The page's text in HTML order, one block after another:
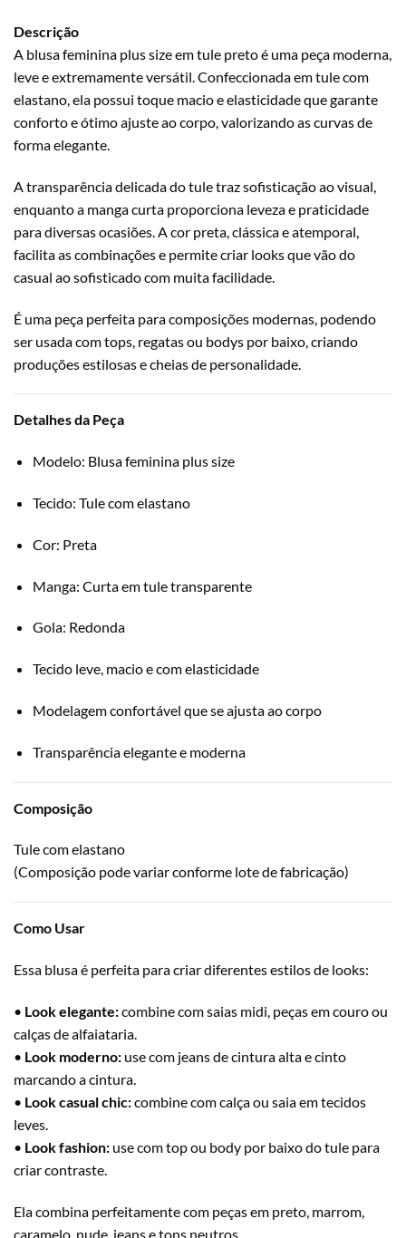
Descrição
A blusa feminina plus size em tule preto é uma peça moderna,
leve e extremamente versátil. Confeccionada em tule com
elastano, ela possui toque macio e elasticidade que garante
conforto e ótimo ajuste ao corpo, valorizando as curvas de
forma elegante.
A transparência delicada do tule traz sofisticação ao visual,
enquanto a manga curta proporciona leveza e praticidade
para diversas ocasiões. A cor preta, clássica e atemporal,
facilita as combinações e permite criar looks que vão do
casual ao sofisticado com muita facilidade.
É uma peça perfeita para composições modernas, podendo
ser usada com tops, regatas ou bodys por baixo, criando
produções estilosas e cheias de personalidade.
Detalhes da Peça
Modelo: Blusa feminina plus size
Tecido: Tule com elastano
Cor: Preta
Manga: Curta em tule transparente
Gola: Redonda
Tecido leve, macio e com elasticidade
Modelagem confortável que se ajusta ao corpo
Transparência elegante e moderna
Composição
Tule com elastano
(Composição pode variar conforme lote de fabricação)
Como Usar
Essa blusa é perfeita para criar diferentes estilos de looks:
• Look elegante:combine com saias midi, peças em couro ou
calças de alfaiataria.
• Look moderno: use com jeans de cintura alta e cinto
marcando a cintura.
• Look casual chic:combine com calça ou saia em tecidos
leves.
• Look fashion: use com top ou body por baixo do tule para
criar contraste.
Ela combina perfeitamente com peças em preto, marrom,
caramelo, nude, jeans e tons neutros.